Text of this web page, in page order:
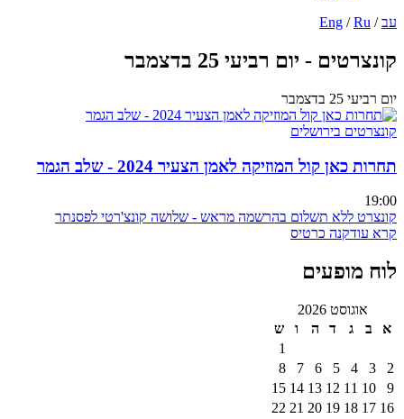
עב/
Eng /Ru
קונצרטים - יום רביעי 25 בדצמבר
יום רביעי 25 בדצמבר
קונצרטים בירושלים
תחרות כאן קול המוזיקה לאמן הצעיר 2024 - שלב הגמר
19:00
קונצרט ללא תשלום בהרשמה מראש - שלושה קונצ'רטי לפסנתר
קרא עודקנה כרטיס
לוח מופעים
אוגוסט 2026
א
ב ג ד ה ו
ש
1
2
3
4
5
6
7
8
9
10
11
12
13
14
15
16
17
18
19
20
21
22